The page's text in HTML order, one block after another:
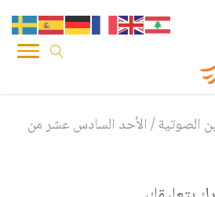
الصوتية/الأحد السادس عشر من